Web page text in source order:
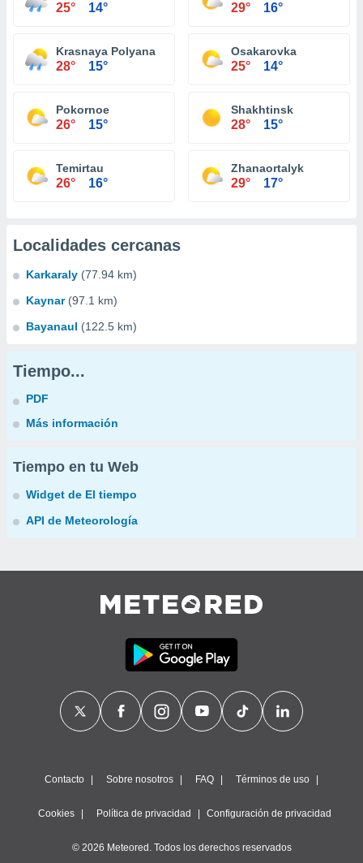
25° 14° 29° 16°
Krasnaya Polyana
28° 15°
Osakarovka
25° 14°
Pokornoe
26° 15°
Shakhtinsk
28° 15°
Temirtau
26° 16°
Zhanaortalyk
29° 17°
Localidades cercanas
Karkaraly (77.94 km)
Kaynar (97.1 km)
Bayanaul (122.5 km)
Tiempo...
PDF
Más información
Tiempo en tu Web
Widget de El tiempo
API de Meteorología
Contacto Sobre nosotros FAQ Términos de uso
Cookies Política de privacidad Configuración de privacidad
© 2026 Meteored. Todos los derechos reservados